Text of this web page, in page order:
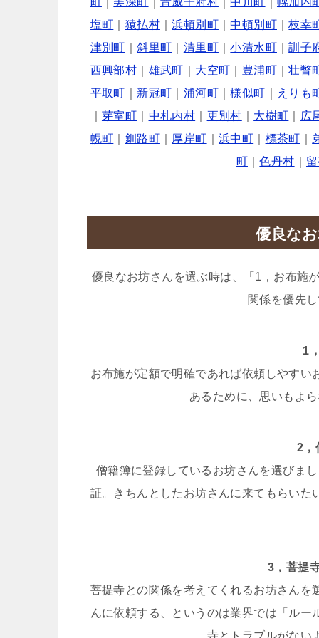
塩町
猿払村｜浜頓別町｜中頓別町｜枝幸
津別町 ｜斜里町 清里町｜小清水町｜訓子
西興部村
雄武町 大空町 豊浦町｜壮瞥
平取町
新冠町 浦河町｜様似町
えりも
芽室町 中札内村 更別村 大樹町
広
幌町
釧路町｜ 厚岸町 浜中町 標茶町
町｜色丹村
優良な
優良なお坊さんを選ぶ時は、「1，お布施
関係を優先
1
お布施が定額で明確であれば依頼しやす
あるために、思いもよ
2，
僧籍簿に登録しているお坊さんを選びま
証。きちんとしたお坊さんに来てもらい
3，菩提
菩提寺との関係を考えてくれるお坊さん
んに依頼する、というのは業界では「ル
寺とトラブルがない